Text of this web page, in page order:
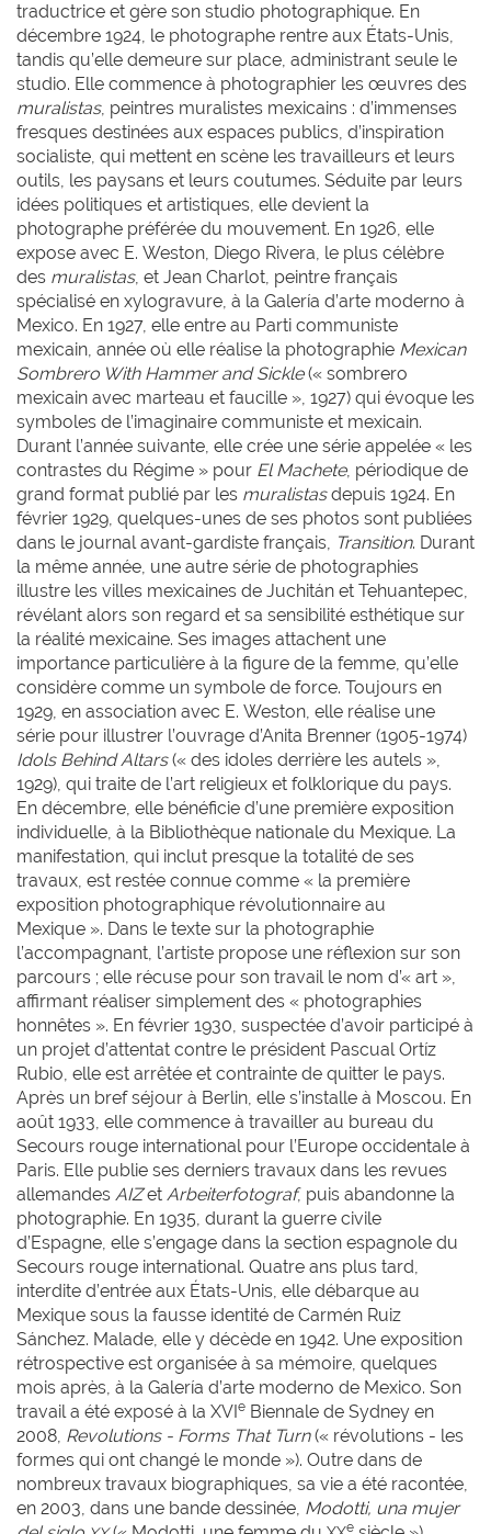
traductrice et gère son studio photographique. En
décembre 1924, le photographe rentre aux États-Unis,
tandis qu’elle demeure sur place, administrant seule le
studio. Elle commence à photographier les œuvres des
muralistas, peintres muralistes mexicains : d’immenses
fresques destinées aux espaces publics, d’inspiration
socialiste, qui mettent en scène les travailleurs et leurs
outils, les paysans et leurs coutumes. Séduite par leurs
idées politiques et artistiques, elle devient la
photographe préférée du mouvement. En 1926, elle
expose avec E. Weston, Diego Rivera, le plus célèbre
des muralistas, et Jean Charlot, peintre français
spécialisé en xylogravure, à la Galería d’arte moderno à
Mexico. En 1927, elle entre au Parti communiste
mexicain, année où elle réalise la photographie Mexican
Sombrero With Hammer and Sickle(« sombrero
mexicain avec marteau et faucille », 1927) qui évoque les
symboles de l’imaginaire communiste et mexicain.
Durant l’année suivante, elle crée une série appelée « les
contrastes du Régime » pour El Machete, périodique de
grand format publié par les muralistasdepuis 1924. En
février 1929, quelques-unes de ses photos sont publiées
dans le journal avant-gardiste français, Transition. Durant
la même année, une autre série de photographies
illustre les villes mexicaines de Juchitán et Tehuantepec,
révélant alors son regard et sa sensibilité esthétique sur
la réalité mexicaine. Ses images attachent une
importance particulière à la figure de la femme, qu’elle
considère comme un symbole de force. Toujours en
1929, en association avec E. Weston, elle réalise une
série pour illustrer l’ouvrage d’Anita Brenner (1905-1974)
Idols Behind Altars(« des idoles derrière les autels »,
1929), qui traite de l’art religieux et folklorique du pays.
En décembre, elle bénéficie d’une première exposition
individuelle, à la Bibliothèque nationale du Mexique. La
manifestation, qui inclut presque la totalité de ses
travaux, est restée connue comme « la première
exposition photographique révolutionnaire au
Mexique ». Dans le texte sur la photographie
l’accompagnant, l’artiste propose une réflexion sur son
parcours ; elle récuse pour son travail le nom d’« art »,
affirmant réaliser simplement des « photographies
honnêtes ». En février 1930, suspectée d’avoir participé à
un projet d’attentat contre le président Pascual Ortíz
Rubio, elle est arrêtée et contrainte de quitter le pays.
Après un bref séjour à Berlin, elle s’installe à Moscou. En
août 1933, elle commence à travailler au bureau du
Secours rouge international pour l’Europe occidentale à
Paris. Elle publie ses derniers travaux dans les revues
allemandes AIZet Arbeiterfotograf, puis abandonne la
photographie. En 1935, durant la guerre civile
d’Espagne, elle s’engage dans la section espagnole du
Secours rouge international. Quatre ans plus tard,
interdite d’entrée aux États-Unis, elle débarque au
Mexique sous la fausse identité de Carmén Ruiz
Sánchez. Malade, elle y décède en 1942. Une exposition
rétrospective est organisée à sa mémoire, quelques
mois après, à la Galería d’arte moderno de Mexico. Son
travail a été exposé à la XVI e Biennale de Sydney en
2008, Revolutions - Forms That Turn(« révolutions - les
formes qui ont changé le monde »). Outre dans de
nombreux travaux biographiques, sa vie a été racontée,
en 2003, dans une bande dessinée, Modotti, una mujer
e